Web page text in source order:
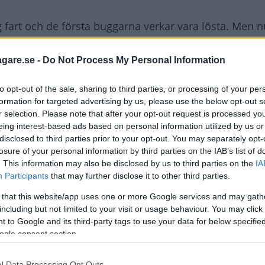
- Do Not Process My Personal Information
opt-out of the sale, sharing to third parties, or processing of your
for targeted advertising by us, please use the below opt-out
selection. Please note that after your opt-out request is processed
interest-based ads based on personal information utilized by us
to third parties prior to your opt-out. You may separately
of your personal information by third parties on the IAB’s list of
This information may also be disclosed by us to third parties on the
Participants that may further disclose it to other third parties.
that this website/app uses one or more Google services and may
but not limited to your visit or usage behaviour. You may
to Google and its third-party tags to use your data for below
consent section.
och de första buggarna verkar vara lösta. Men
fel på bromspedalen. Felet drabbar dock inte
T-Roc.
ska tillbaka till verkstaden, bekräftar Marcus
produktionsperiod under 2020 finns det en
bromspedalen och bromspedalplattan. Om
vid nödstopp) kan det inte uteslutas att
uppger han för Vi Bilägare.
bromspedalen och bromspedalplattan. Om den
fall inträffat varken i Sverige eller i något annat